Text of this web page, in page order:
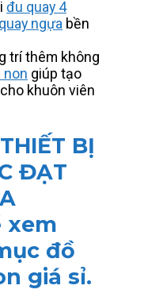
đu quay 4
ngựa bền
trí thêm không
non giúp tạo
khuôn viên
BỊ
ĐẠT
xem
đồ
giá sỉ.